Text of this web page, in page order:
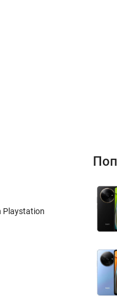
Playstation